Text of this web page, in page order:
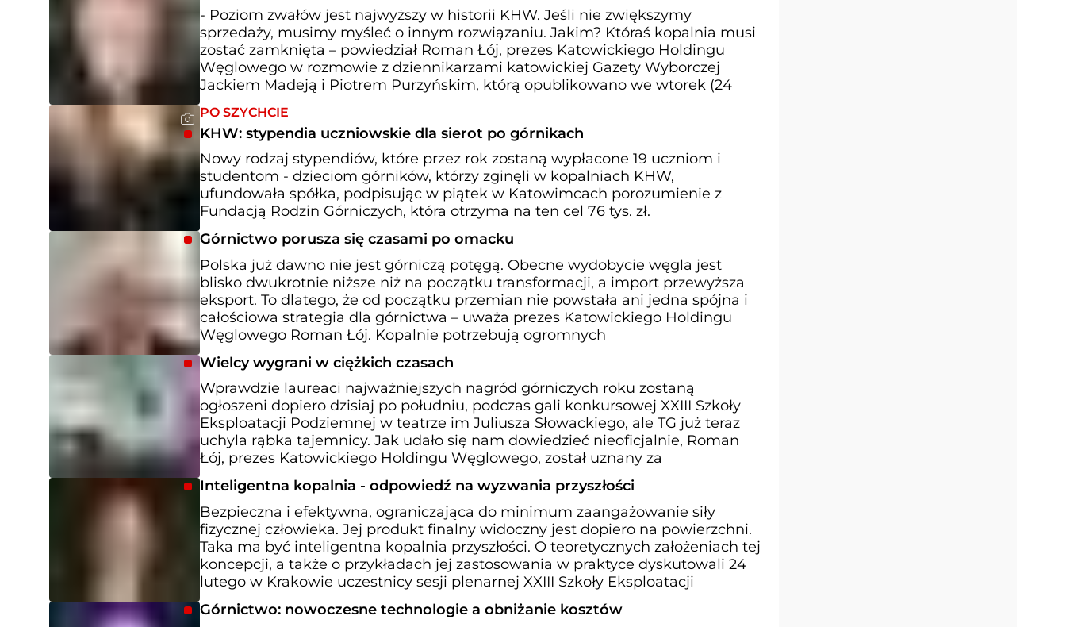
- Poziom zwałów jest najwyższy w historii KHW. Jeśli nie zwiększymy
sprzedaży, musimy myśleć o innym rozwiązaniu. Jakim? Któraś kopalnia musi
zostać zamknięta – powiedział Roman Łój, prezes Katowickiego Holdingu
Węglowego w rozmowie z dziennikarzami katowickiej Gazety Wyborczej
Jackiem Madeją i Piotrem Purzyńskim, którą opublikowano we wtorek (24
PO SZYCHCIE
KHW: stypendia uczniowskie dla sierot po górnikach
Nowy rodzaj stypendiów, które przez rok zostaną wypłacone 19 uczniom i
studentom - dzieciom górników, którzy zginęli w kopalniach KHW,
ufundowała spółka, podpisując w piątek w Katowimcach porozumienie z
Fundacją Rodzin Górniczych, która otrzyma na ten cel 76 tys. zł.
Górnictwo porusza się czasami po omacku
Polska już dawno nie jest górniczą potęgą. Obecne wydobycie węgla jest
blisko dwukrotnie niższe niż na początku transformacji, a import przewyższa
eksport. To dlatego, że od początku przemian nie powstała ani jedna spójna i
całościowa strategia dla górnictwa – uważa prezes Katowickiego Holdingu
Węglowego Roman Łój. Kopalnie potrzebują ogromnych
Wielcy wygrani w ciężkich czasach
Wprawdzie laureaci najważniejszych nagród górniczych roku zostaną
ogłoszeni dopiero dzisiaj po południu, podczas gali konkursowej XXIII Szkoły
Eksploatacji Podziemnej w teatrze im Juliusza Słowackiego, ale TG już teraz
uchyla rąbka tajemnicy. Jak udało się nam dowiedzieć nieoficjalnie, Roman
Łój, prezes Katowickiego Holdingu Węglowego, został uznany za
Inteligentna kopalnia - odpowiedź na wyzwania przyszłości
Bezpieczna i efektywna, ograniczająca do minimum zaangażowanie siły
fizycznej człowieka. Jej produkt finalny widoczny jest dopiero na powierzchni.
Taka ma być inteligentna kopalnia przyszłości. O teoretycznych założeniach tej
koncepcji, a także o przykładach jej zastosowania w praktyce dyskutowali 24
lutego w Krakowie uczestnicy sesji plenarnej XXIII Szkoły Eksploatacji
Górnictwo: nowoczesne technologie a obniżanie kosztów